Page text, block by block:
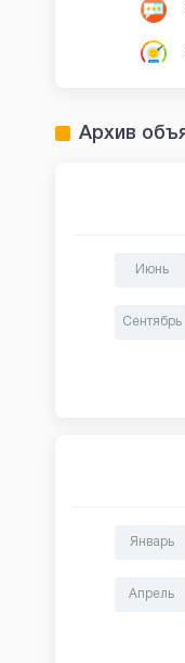
Архив
Июнь
Сентябрь
Январь
Апрель